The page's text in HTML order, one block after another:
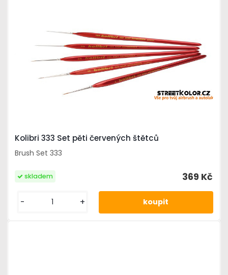
Kolibri 333 Set pěti červených štětců
Brush Set 333
369 Kč
skladem
- +